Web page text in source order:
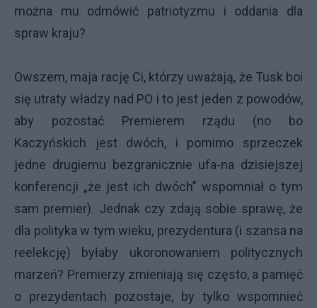
można mu odmówić patriotyzmu i oddania dla
spraw kraju?
Owszem, maja rację Ci, którzy uważają, że Tusk boi
się utraty władzy nad PO i to jest jeden z powodów,
aby pozostać Premierem rządu (no bo
Kaczyńskich jest dwóch, i pomimo sprzeczek
jedne drugiemu bezgranicznie ufa-na dzisiejszej
konferencji „że jest ich dwóch” wspomniał o tym
sam premier). Jednak czy zdają sobie sprawę, że
dla polityka w tym wieku, prezydentura (i szansa na
reelekcję) byłaby ukoronowaniem politycznych
marzeń? Premierzy zmieniają się często, a pamięć
o prezydentach pozostaje, by tylko wspomnieć